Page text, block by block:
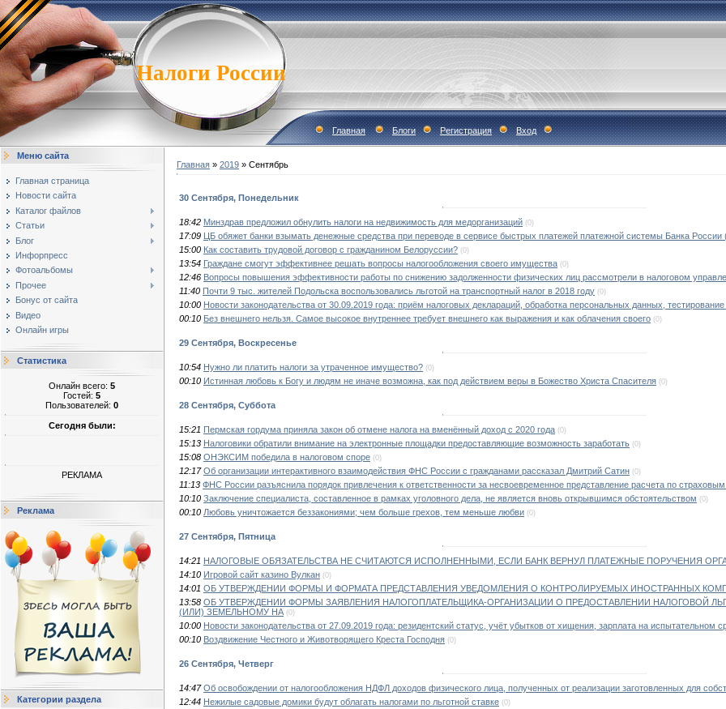
Налоги России
Главная Блоги Регистрация Вход
Меню сайта
Главная страница
Новости сайта
Каталог файлов
Статьи
Блог
Инфорпресс
Фотоальбомы
Прочее
Бонус от сайта
Видео
Онлайн игры
Статистика
Онлайн всего: 5
Гостей: 5
Пользователей: 0
Сегодня были:
РЕКЛАМА
Реклама
Категории раздела
Главная » 2019 » Сентябрь
30 Сентября, Понедельник
18:42 Минздрав предложил обнулить налоги на недвижимость для медорганизаций (0)
17:09 ЦБ обяжет банки взымать денежные средства при переводе в сервисе быстрых платежей платежной системы Банка России
15:00 Как составить трудовой договор с гражданином Белоруссии? (0)
13:54 Граждане смогут эффективнее решать вопросы налогообложения своего имущества (0)
12:46 Вопросы повышения эффективности работы по снижению задолженности физических лиц рассмотрели в налоговом
11:40 Почти 9 тыс. жителей Подольска воспользовались льготой на транспортный налог в 2018 году (0)
10:00 Новости законодательства от 30.09.2019 года: приём налоговых деклараций, обработка персональных данных, тестирование
00:10 Без внешнего нельзя. Самое высокое внутреннее требует внешнего как выражения и как облачения своего (0)
29 Сентября, Воскресенье
10:54 Нужно ли платить налоги за утраченное имущество? (0)
00:10 Истинная любовь к Богу и людям не иначе возможна, как под действием веры в Божество Христа Спасителя (0)
28 Сентября, Суббота
15:21 Пермская гордума приняла закон об отмене налога на вменённый доход с 2020 года (0)
15:13 Налоговики обратили внимание на электронные площадки предоставляющие возможность заработать (0)
15:08 ОНЭКСИМ победила в налоговом споре (0)
12:17 Об организации интерактивного взаимодействия ФНС России с гражданами рассказал Дмитрий Сатин (0)
11:13 ФНС России разъяснила порядок привлечения к ответственности за несвоевременное представление расчета по
10:10 Заключение специалиста, составленное в рамках уголовного дела, не является вновь открывшимся обстоятельством (0)
00:10 Любовь уничтожается беззакониями; чем больше грехов, тем меньше любви (0)
27 Сентября, Пятница
14:21 НАЛОГОВЫЕ ОБЯЗАТЕЛЬСТВА НЕ СЧИТАЮТСЯ ИСПОЛНЕННЫМИ, ЕСЛИ БАНК ВЕРНУЛ ПЛАТЕЖНЫЕ ПОРУЧЕНИЯ
14:10 Игровой сайт казино Вулкан (0)
14:01 ОБ УТВЕРЖДЕНИИ ФОРМЫ И ФОРМАТА ПРЕДСТАВЛЕНИЯ УВЕДОМЛЕНИЯ О КОНТРОЛИРУЕМЫХ ИНОСТРАННЫХ
13:58 ОБ УТВЕРЖДЕНИИ ФОРМЫ ЗАЯВЛЕНИЯ НАЛОГОПЛАТЕЛЬЩИКА-ОРГАНИЗАЦИИ О ПРЕДОСТАВЛЕНИИ НАЛОГОВОЙ
(ИЛИ) ЗЕМЕЛЬНОМУ НА (0)
10:00 Новости законодательства от 27.09.2019 года: резидентский статус, учёт убытков от хищения, зарплата на испытательном
00:10 Воздвижение Честного и Животворящего Креста Господня (0)
26 Сентября, Четверг
14:47 Об освобождении от налогообложения НДФЛ доходов физического лица, полученных от реализации заготовленных для
12:44 Нежилые садовые домики будут облагать налогами по льготной ставке (0)